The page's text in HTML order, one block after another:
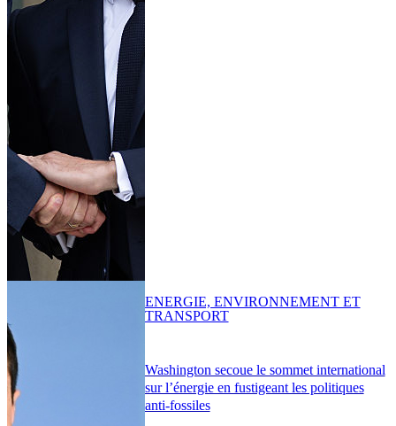
Washington secoue le sommet international
sur l’énergie en fustigeant les politiques
anti-fossiles
ENERGIE, ENVIRONNEMENT ET
TRANSPORT